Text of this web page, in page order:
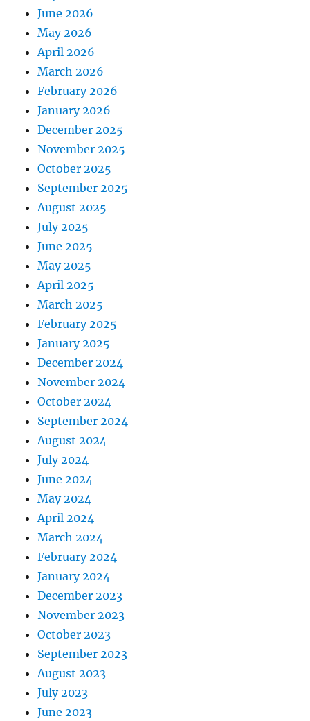
June 2026
May 2026
April 2026
March 2026
February 2026
January 2026
December 2025
November 2025
October 2025
September 2025
August 2025
July 2025
June 2025
May 2025
April 2025
March 2025
February 2025
January 2025
December 2024
November 2024
October 2024
September 2024
August 2024
July 2024
June 2024
May 2024
April 2024
March 2024
February 2024
January 2024
December 2023
November 2023
October 2023
September 2023
August 2023
July 2023
June 2023